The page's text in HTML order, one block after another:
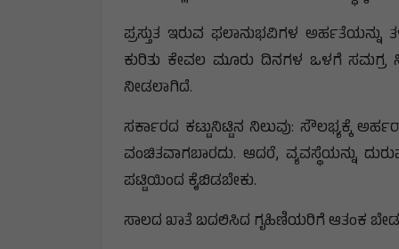
ಪ್ರಸ್ತುತ ಇರುವ ಫಲಾನುಭವಿಗಳ ಅರ್ಹತೆಯನ್ನು
ಕುರಿತು ಕೇವಲ ಮೂರು ದಿನಗಳ ಒಳಗೆ ಸಮಗ್ರ
ನೀಡಲಾಗಿದೆ.
ಸರ್ಕಾರದ ಕಟ್ಟುನಿಟ್ಟಿನ ನಿಲುವು: ಸೌಲಭ್ಯಕ್ಕೆ
ವಂಚಿತವಾಗಬಾರದು. ಆದರೆ, ವ್ಯವಸ್ಥೆಯನ್ನು
ಪಟ್ಟಿಯಿಂದ ಕೈಬಿಡಬೇಕು.
ಸಾಲದ ಖಾತೆ ಬದಲಿಸಿದ ಗೃಹಿಣಿಯರಿಗೆ ಆತಂಕ ಬೇಡ